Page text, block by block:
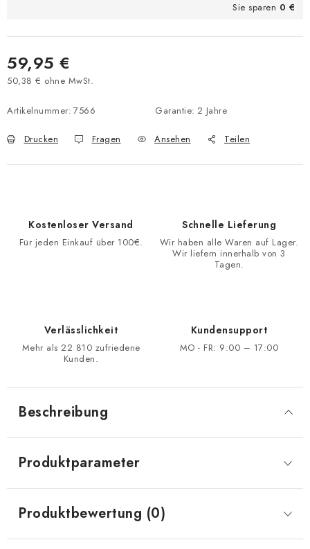
Sie sparen 0 €
59,95 €
50,38 € ohne MwSt.
Artikelnummer: 7566 Garantie: 2 Jahre
Drucken Fragen Ansehen Teilen
Kostenloser Versand
Für jeden Einkauf über 100€.
Schnelle Lieferung
Wir haben alle Waren auf Lager.
Wir liefern innerhalb von 3
Tagen.
Verlässlichkeit
Mehr als 22 810 zufriedene
Kunden.
Kundensupport
MO - FR: 9:00 – 17:00
Beschreibung
Produktparameter
Produktbewertung (0)